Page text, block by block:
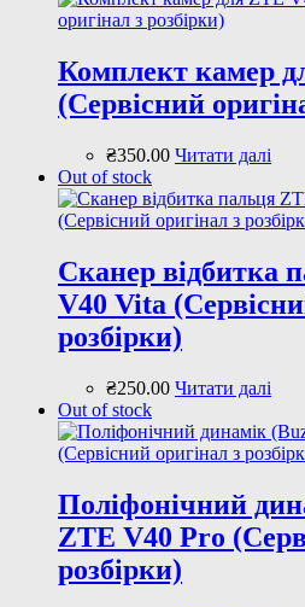
Комплект камер
(Сервісний
₴350.00 Читати далі
Out of stock
Сканер відбитка
V40 Vita
розбірки)
₴250.00 Читати далі
Out of stock
Поліфонічний
ZTE V40 Pro
розбірки)